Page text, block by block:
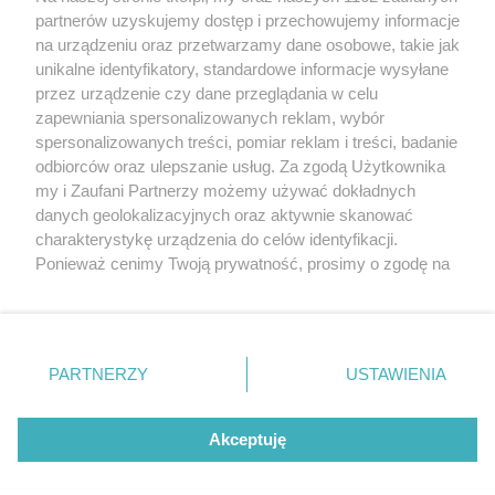
Pokaż więcej
Reklama Tematy Archiwum artykułów
Strona korzysta z plików cookies w celu realizacji usług. Pozostając na niej,
wyrażasz zgodę na ich wykorzystanie. Więcej informacji w polityce
prywatności.
partnerów uzyskujemy dostęp i przechowujemy informacje
na urządzeniu oraz przetwarzamy dane osobowe, takie jak
unikalne identyfikatory, standardowe informacje wysyłane
przez urządzenie czy dane przeglądania w celu
zapewniania spersonalizowanych reklam, wybór
spersonalizowanych treści, pomiar reklam i treści, badanie
odbiorców oraz ulepszanie usług. Za zgodą Użytkownika
my i Zaufani Partnerzy możemy używać dokładnych
danych geolokalizacyjnych oraz aktywnie skanować
charakterystykę urządzenia do celów identyfikacji.
Ponieważ cenimy Twoją prywatność, prosimy o zgodę na
znajdujący się w lewym dolnym rogu strony
. Niektóre
rodzaje przetwarzania danych nie wymagają zgody
użytkownika, ale masz prawo sprzeciwić się takiemu
przetwarzaniu. Preferencje będą miały zastosowania tylko
na tej witrynie.
PARTNERZY USTAWIENIA
Akceptuję